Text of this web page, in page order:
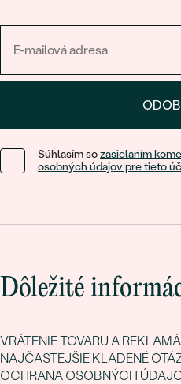
Súhlasím sozasielaním
osobných údajov pre tieto
Dôležité
VRÁTENIE TOVARU A
NAJČASTEJŠIE KLADENÉ
OCHRANA OSOBNÝCH